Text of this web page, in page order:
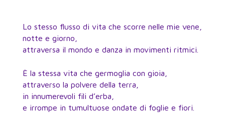
Lo stesso flusso di vita che scorre nelle mie vene,
notte e giorno,
attraversa il mondo e danza in movimenti ritmici.
È la stessa vita che germoglia con gioia,
attraverso la polvere della terra,
in innumerevoli fili d’erba,
e irrompe in tumultuose ondate di foglie e fiori.